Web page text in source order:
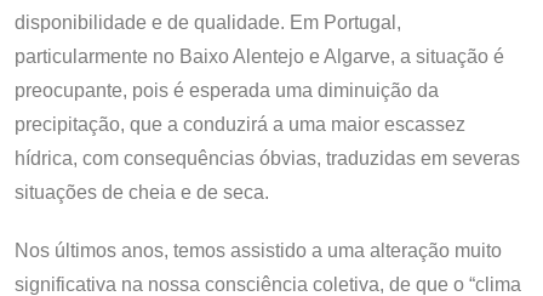
disponibilidade e de qualidade. Em Portugal,
particularmente no Baixo Alentejo e Algarve, a situação é
preocupante, pois é esperada uma diminuição da
precipitação, que a conduzirá a uma maior escassez
hídrica, com consequências óbvias, traduzidas em severas
situações de cheia e de seca.
Nos últimos anos, temos assistido a uma alteração muito
significativa na nossa consciência coletiva, de que o “clima